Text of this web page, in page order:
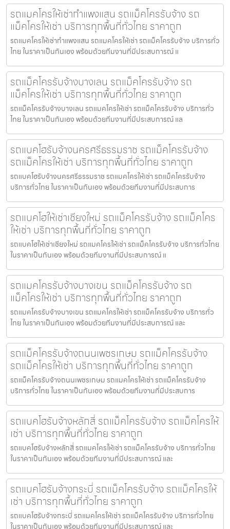
รถแมคโครให้เช่ากำแพงแสน รถแม็คโครรับจ้าง รถ
แม็คโครให้เช่า บริการทุกพื้นที่ทั่วไทย ราคาถูก
รถแมคโครให้เช่ากำแพงแสน รถแมคโครให้เช่า รถแม็คโครรับจ้าง บริการทั่ว
ไทย ในราคาเป็นกันเอง พร้อมด้วยทีมงานที่มีประสบการณ์ แ
รถแม็คโครรับจ้างบางเลน รถแม็คโครรับจ้าง รถ
แม็คโครให้เช่า บริการทุกพื้นที่ทั่วไทย ราคาถูก
รถแม็คโครรับจ้างบางเลน รถแมคโครให้เช่า รถแม็คโครรับจ้าง บริการทั่ว
ไทย ในราคาเป็นกันเอง พร้อมด้วยทีมงานที่มีประสบการณ์ แล
รถแบคโฮรับจ้างนครศรีธรรมราช รถแม็คโครรับจ้าง
รถแม็คโครให้เช่า บริการทุกพื้นที่ทั่วไทย ราคาถูก
รถแบคโฮรับจ้างนครศรีธรรมราช รถแมคโครให้เช่า รถแม็คโครรับจ้าง
บริการทั่วไทย ในราคาเป็นกันเอง พร้อมด้วยทีมงานที่มีประสบการ
รถแบคโฮให้เช่าเชียงใหม่ รถแม็คโครรับจ้าง รถแม็คโคร
ให้เช่า บริการทุกพื้นที่ทั่วไทย ราคาถูก
รถแบคโฮให้เช่าเชียงใหม่ รถแมคโครให้เช่า รถแม็คโครรับจ้าง บริการทั่วไทย
ในราคาเป็นกันเอง พร้อมด้วยทีมงานที่มีประสบการณ์ แ
รถแมคโครรับจ้างบางเขน รถแม็คโครรับจ้าง รถ
แม็คโครให้เช่า บริการทุกพื้นที่ทั่วไทย ราคาถูก
รถแมคโครรับจ้างบางเขน รถแมคโครให้เช่า รถแม็คโครรับจ้าง บริการทั่ว
ไทย ในราคาเป็นกันเอง พร้อมด้วยทีมงานที่มีประสบการณ์ และ
รถแม็คโครรับจ้างถนนเพชรเกษม รถแม็คโครรับจ้าง
รถแม็คโครให้เช่า บริการทุกพื้นที่ทั่วไทย ราคาถูก
รถแม็คโครรับจ้างถนนเพชรเกษม รถแมคโครให้เช่า รถแม็คโครรับจ้าง
บริการทั่วไทย ในราคาเป็นกันเอง พร้อมด้วยทีมงานที่มีประสบการ
รถแบคโฮรับจ้างหลักสี่ รถแม็คโครรับจ้าง รถแม็คโครให้
เช่า บริการทุกพื้นที่ทั่วไทย ราคาถูก
รถแบคโฮรับจ้างหลักสี่ รถแมคโครให้เช่า รถแม็คโครรับจ้าง บริการทั่วไทย
ในราคาเป็นกันเอง พร้อมด้วยทีมงานที่มีประสบการณ์ และ
รถแบคโฮรับจ้างกระบี่ รถแม็คโครรับจ้าง รถแม็คโครให้
เช่า บริการทุกพื้นที่ทั่วไทย ราคาถูก
รถแบคโฮรับจ้างกระบี่ รถแมคโครให้เช่า รถแม็คโครรับจ้าง บริการทั่วไทย
ในราคาเป็นกันเอง พร้อมด้วยทีมงานที่มีประสบการณ์ และ